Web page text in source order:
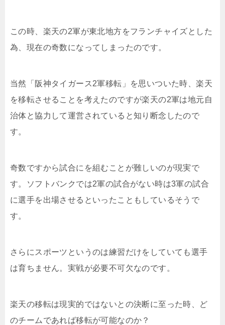
この時、楽天の2軍が東北地方をフランチャイズとした
為、現在の奇数になってしまったのです。
当然「阪神タイガース2軍移転」を思いついた時、楽天
を移転させることを考えたのですが楽天の2軍は地元自
治体と協力して運営されていると知り断念したので
す。
奇数ですから試合にを組むことが難しいのが現実で
す。ソフトバンクでは2軍の試合がない時は3軍の試合
に選手を出場させるといったこともしているそうで
す。
さらにスポーツというのは練習だけをしていても選手
は育ちません。実戦が必要不可欠なのです。
楽天の移転は現実的ではないとの決断に至った時、ど
のチームであれば移転が可能なのか？